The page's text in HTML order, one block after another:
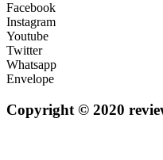
Facebook
Instagram
Youtube
Twitter
Whatsapp
Envelope
Copyright © 2020